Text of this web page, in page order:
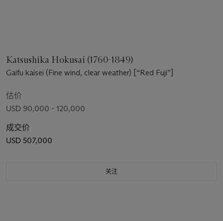
Katsushika Hokusai (1760-1849)
Gaifu kaisei (Fine wind, clear weather) [“Red Fuji”]
估价
USD 90,000 - 120,000
成交价
USD 507,000
关注